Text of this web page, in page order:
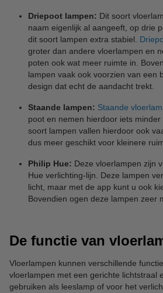
Driepoot lampen: Dit soort
naam eigenlijk al aangeeft, op drie
dit soort lampen extra stabiel.
groter dan andere vloerlampen en
poten ook wat meer ruimte in.
lampen vaak ook voorzien van een
design dat echt de aandacht trekt.
Staande lampen: Staande
poot en nemen hierdoor iets
soort lampen vallen hierdoor ook
dus meer geschikt voor kleinere
Philip Hue: Deze vloerlampen zijn
Hue verlichting-lijn. Deze lampen
licht, maar met de app kunt u ook
Bovendien ogen deze lampen zeer
De functie van
Vloerlampen kunnen verschillende
vloerlampen met een gerichte lichtstraal
gebruiken als leeslamp of voor het